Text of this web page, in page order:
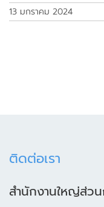
13 มกราคม 2024
ติดต่อเรา
สำนักงานใหญ่ส่ว